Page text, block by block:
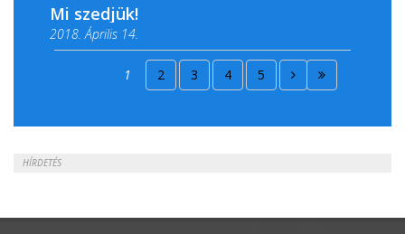
Mi szedjük!
2018. Április 14.
2018. Április 15.
1 2 3 4 5
HÍRDETÉS